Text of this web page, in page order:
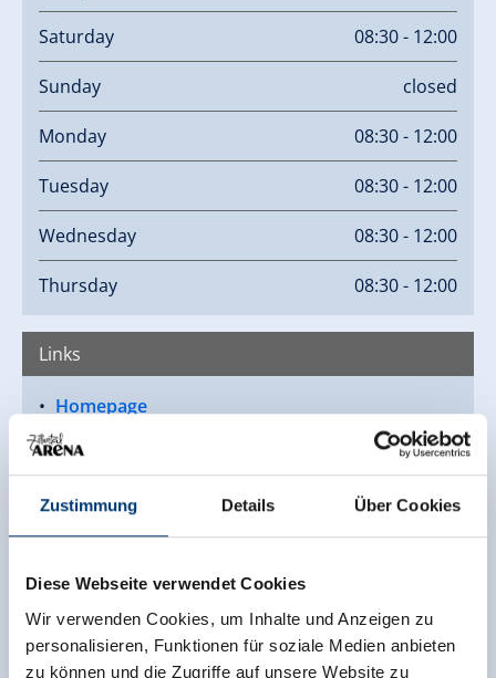
Zustimmung Details Über Cookies
Diese Webseite verwendet Cookies
Wir verwenden Cookies, um Inhalte und Anzeigen zu
personalisieren, Funktionen für soziale Medien anbieten
zu können und die Zugriffe auf unsere Website zu
Saturday 08:30 - 12:00
Sunday closed
Monday 08:30 - 12:00
Tuesday 08:30 - 12:00
Wednesday 08:30 - 12:00
Thursday 08:30 - 12:00
Links
Homepage